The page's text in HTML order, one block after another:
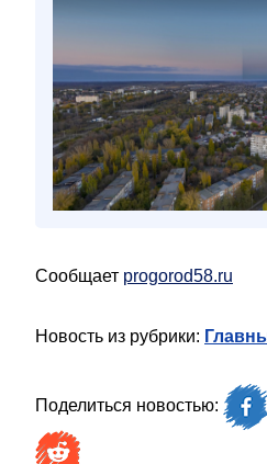
Сообщает progorod58.ru
Новость из рубрики:
Поделиться новостью: